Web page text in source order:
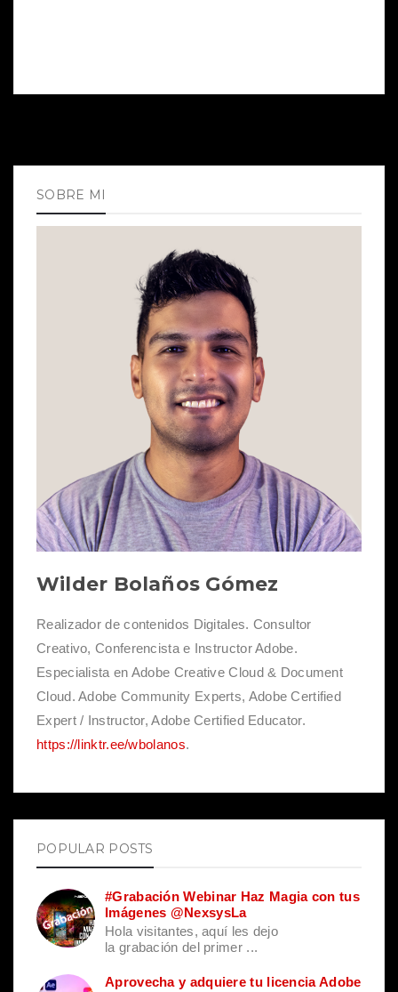
SOBRE MI
Wilder Bolaños Gómez
Realizador de contenidos Digitales. Consultor
Creativo, Conferencista e Instructor Adobe.
Especialista en Adobe Creative Cloud & Document
Cloud. Adobe Community Experts, Adobe Certified
Expert / Instructor, Adobe Certified Educator.
https://linktr.ee/wbolanos.
POPULAR POSTS
#Grabación Webinar Haz Magia con tus
Imágenes @NexsysLa
Hola visitantes, aquí les dejo
la grabación del primer ...
Aprovecha y adquiere tu licencia Adobe